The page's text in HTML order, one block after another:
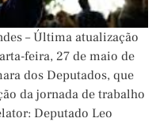
– Última atualização
feira, 27 de maio de
dos Deputados, que
da jornada de trabalho
Deputado Leo